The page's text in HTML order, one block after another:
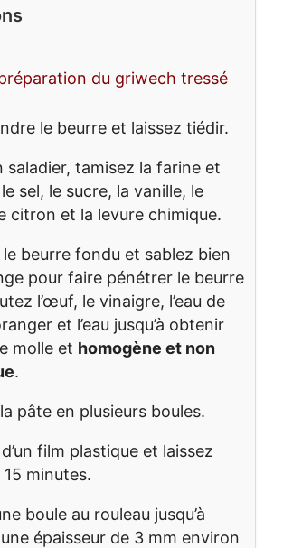
du griwech tressé
le beurre et laissez tiédir.
saladier, tamisez la farine et
sel, le sucre, la vanille, le
citron et la levure chimique.
beurre fondu et sablez bien
pour faire pénétrer le beurre
l’œuf, le vinaigre, l’eau de
et l’eau jusqu’à obtenir
molle et homogène et non
.
pâte en plusieurs boules.
film plastique et laissez
minutes.
boule au rouleau jusqu’à
épaisseur de 3 mm environ